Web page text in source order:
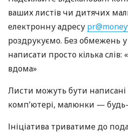
ваших листів чи дитячих
електронну адресу
роздрукуємо. Без обмежень
написати просто кілька
вдома»
Листи можуть бути написані
комп’ютері, малюнки —
Ініціатива триватиме до